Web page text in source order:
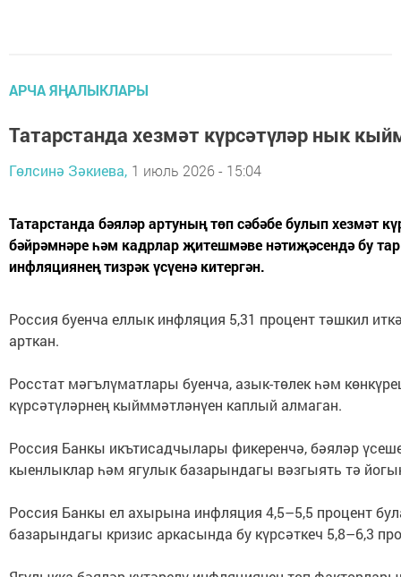
АРЧА ЯҢАЛЫКЛАРЫ
Татарстанда хезмәт күрсәтүләр нык
Гөлсинә Зәкиева, 1 июль 2026 - 15:04
Татарстанда бәяләр артуның төп сәбәбе булып хезмәт
бәйрәмнәре һәм кадрлар җитешмәве нәтиҗәсендә бу
инфляциянең тизрәк үсүенә китергән.
Россия буенча еллык инфляция 5,31 процент тәшкил
арткан.
Росстат мәгълүматлары буенча, азык-төлек һәм
күрсәтүләрнең кыйммәтләнүен каплый алмаган.
Россия Банкы икътисадчылары фикеренчә, бәяләр
кыенлыклар һәм ягулык базарындагы вәзгыять тә
Россия Банкы ел ахырына инфляция 4,5–5,5 процент
базарындагы кризис аркасында бу күрсәткеч 5,8–6,3